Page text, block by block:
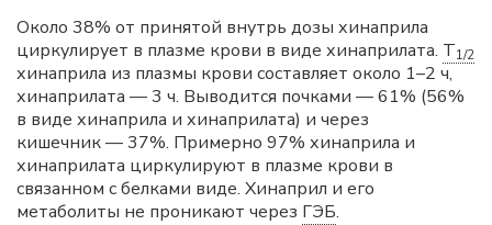
Около 38% от принятой внутрь дозы хинаприла
циркулирует в плазме крови в виде хинаприлата. T1/2
хинаприла из плазмы крови составляет около 1–2 ч,
хинаприлата — 3 ч. Выводится почками — 61% (56%
в виде хинаприла и хинаприлата) и через
кишечник — 37%. Примерно 97% хинаприла и
хинаприлата циркулируют в плазме крови в
связанном с белками виде. Хинаприл и его
метаболиты не проникают через ГЭБ.